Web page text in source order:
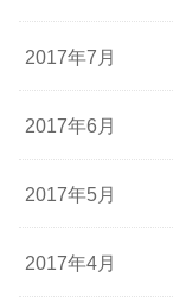
2017年7月
2017年6月
2017年5月
2017年4月